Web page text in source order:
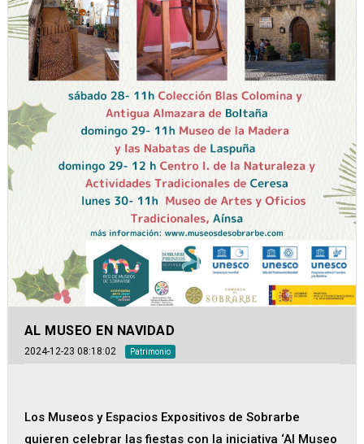
AL MUSEO EN NAVIDAD
2024-12-23 08:18:02 Patrimonio
Los Museos y Espacios Expositivos de Sobrarbe
quieren celebrar las fiestas con la iniciativa ‘Al Museo